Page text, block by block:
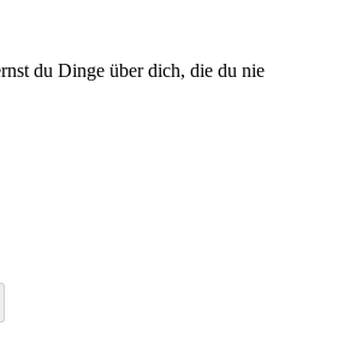
du Dinge über dich, die du nie